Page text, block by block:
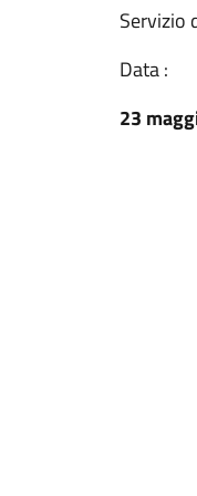
Servizio
Data :
23